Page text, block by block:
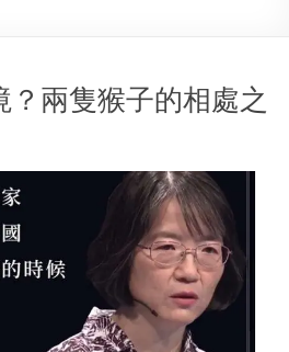
兩隻猴子的相處之